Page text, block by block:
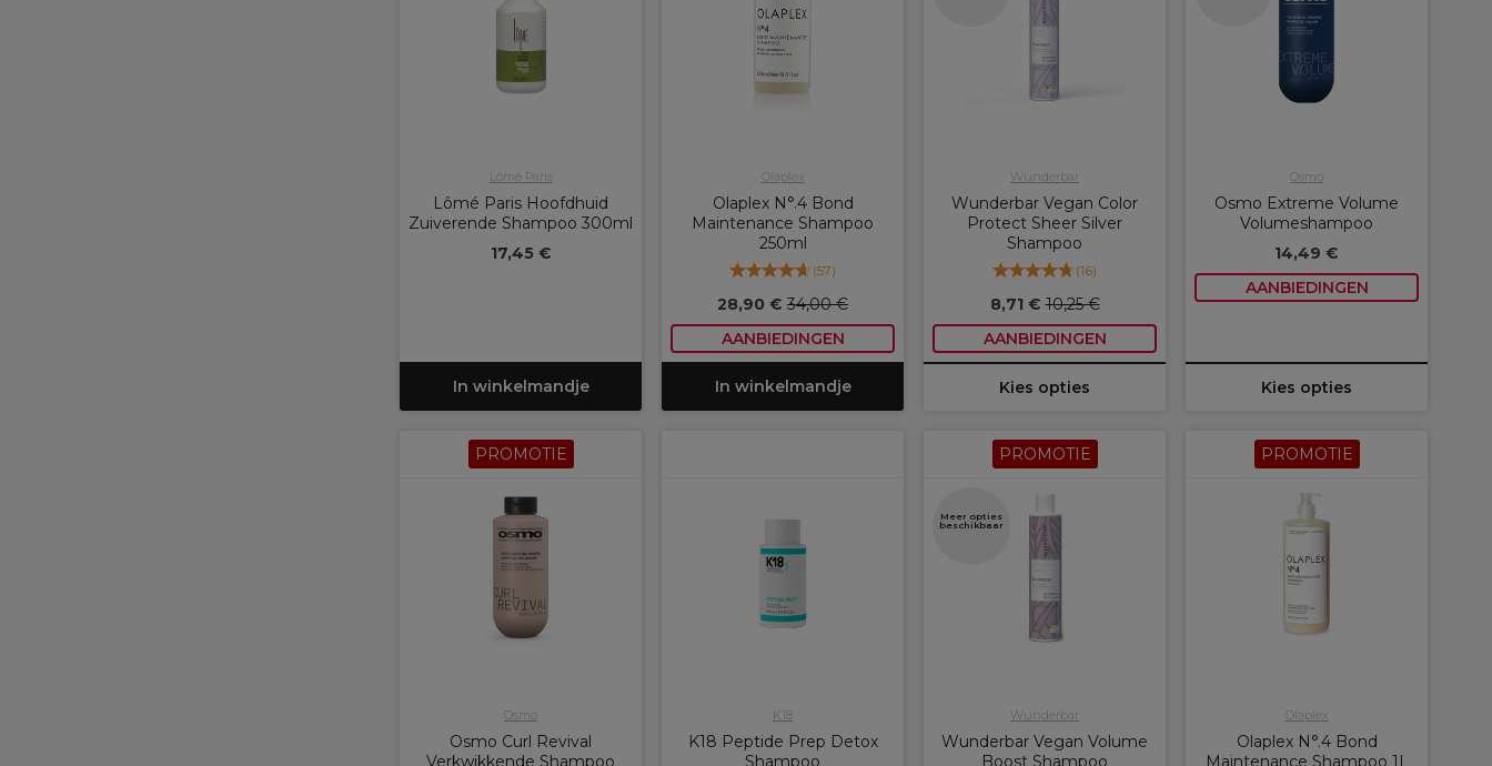
Lômé Paris
Lômé Paris Hoofdhuid
Zuiverende Shampoo 300ml
17,45 €
In winkelmandje
Olaplex
Olaplex N°.4 Bond
Maintenance Shampoo
250ml
(57)
28,90 € 34,00 €
AANBIEDINGEN
In winkelmandje
Wunderbar
Wunderbar Vegan Color
Protect Sheer Silver
Shampoo
(16)
8,71 €10,25 €
AANBIEDINGEN
Kies opties
Osmo
Osmo Extreme Volume
Volumeshampoo
14,49 €
AANBIEDINGEN
Kies opties
PROMOTIE
Osmo
Osmo Curl Revival
Verkwikkende Shampoo
K18
K18 Peptide Prep Detox
Shampoo
PROMOTIE
Meer opties
beschikbaar
Wunderbar
Wunderbar Vegan Volume
Boost Shampoo
PROMOTIE
Olaplex
Olaplex N°.4 Bond
Maintenance Shampoo 1L